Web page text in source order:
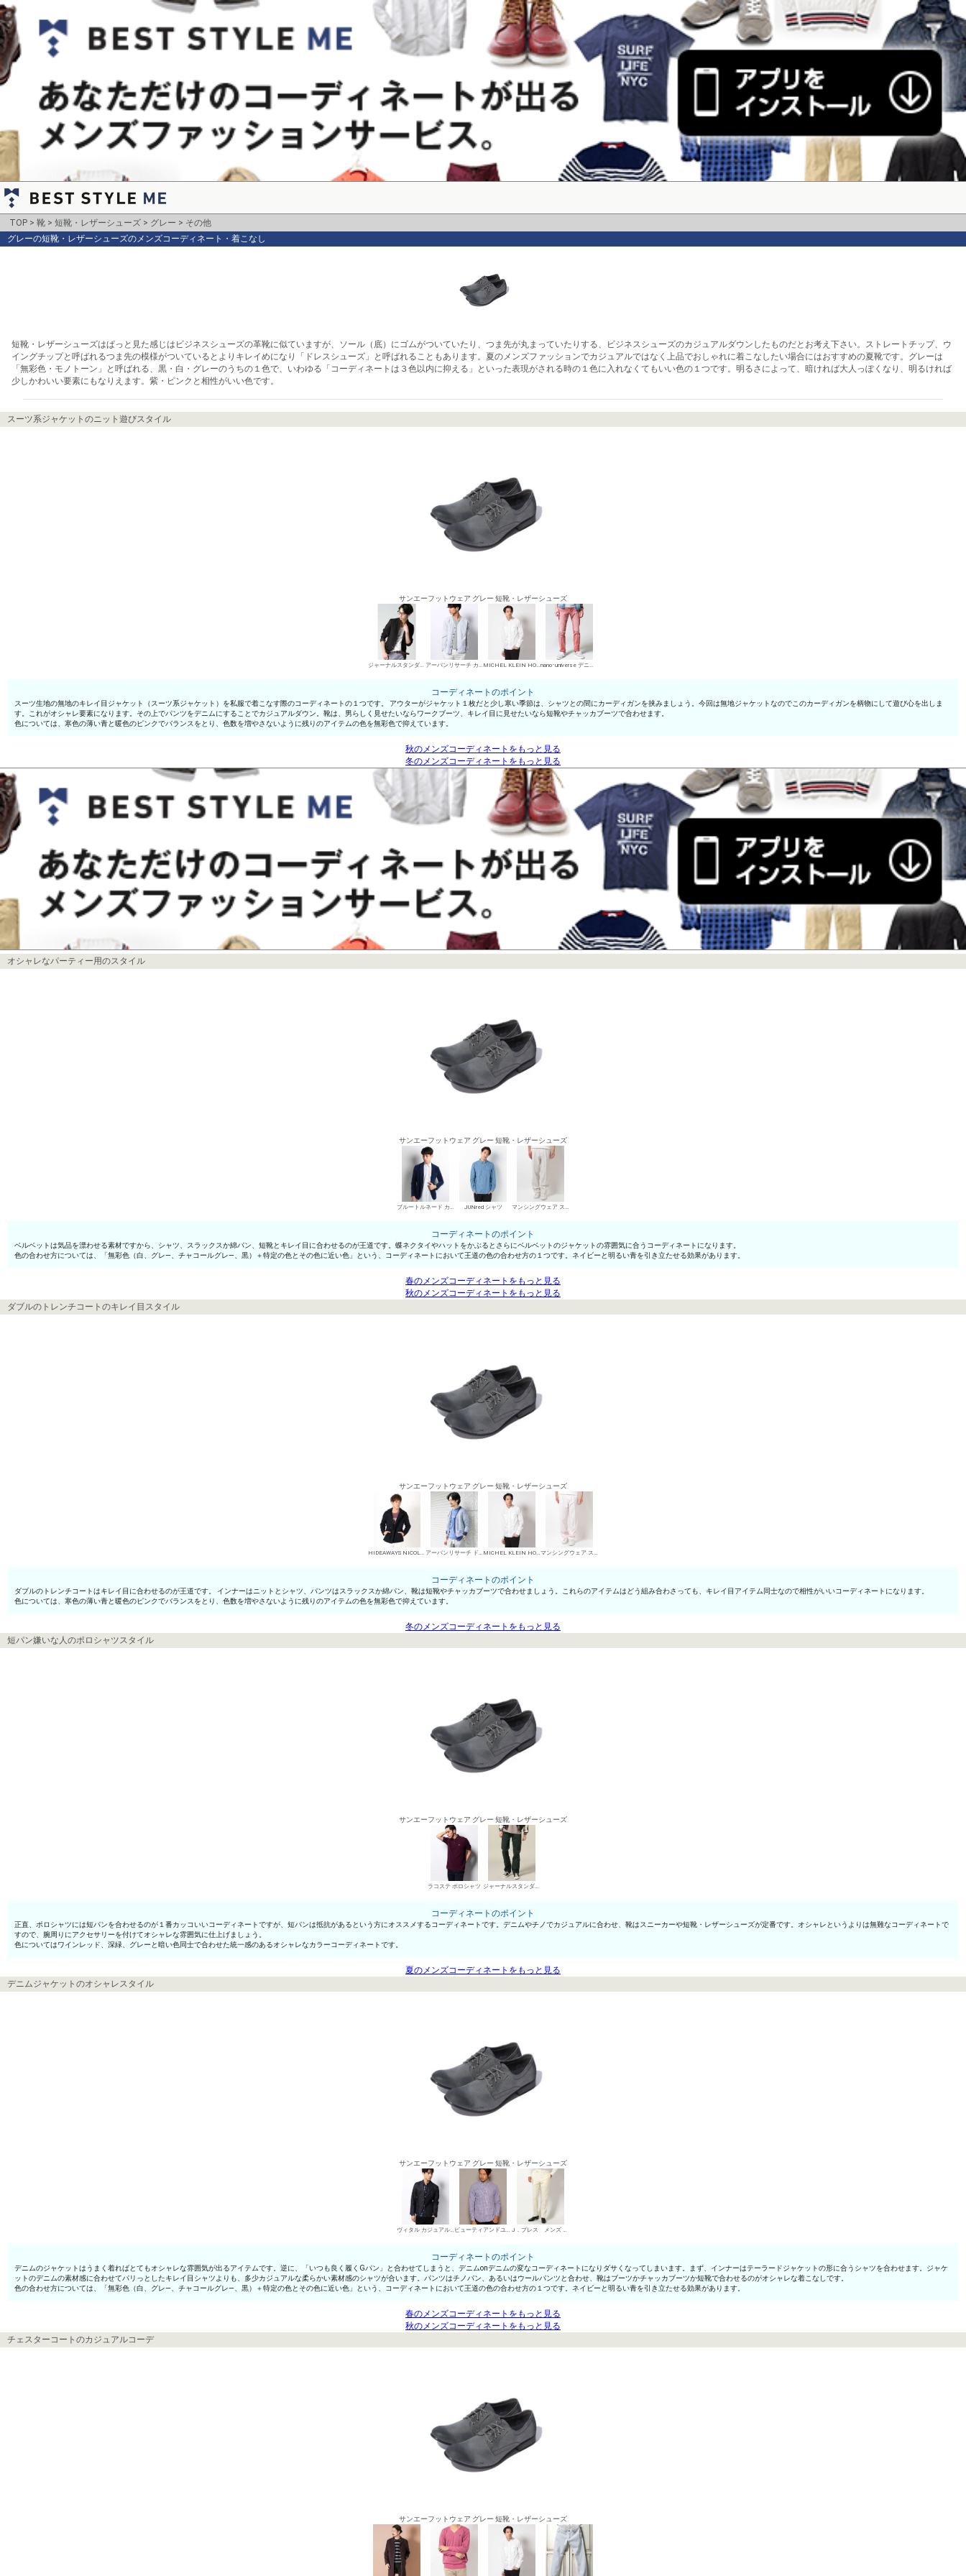
TOP 靴 短靴・レザーシューズ グレー
その他
グレーの短靴・レザーシューズのメンズコーディネート・着こなし
短靴・レザーシューズはぱっと見た感じはビジネスシューズの革靴に似ていますが、ソール（底）にゴムがついていたり、つま先が丸まっていたりする、ビジネスシューズのカジュアルダウンしたものだとお考え下さい。ストレートチップ、ウ
イングチップと呼ばれるつま先の模様がついているとよりキレイめになり「ドレスシューズ」と呼ばれることもあります。夏のメンズファッションでカジュアルではなく上品でおしゃれに着こなしたい場合にはおすすめの夏靴です。グレーは
「無彩色・モノトーン」と呼ばれる、黒・白・グレーのうちの１色で、いわゆる「コーディネートは３色以内に抑える」といった表現がされる時の１色に入れなくてもいい色の１つです。明るさによって、暗ければ大人っぽくなり、明るければ
少しかわいい要素にもなりえます。紫・ピンクと相性がいい色です。
スーツ系ジャケットのニット遊びスタイル
サンエーフットウェア グレー 短靴・レザーシューズ
ジャーナルスタンダード スーツ系ジャケット アーバンリサーチ カーディガン MICHEL KLEIN HOMME シャツ nano･universe デニムパンツ・ジーンズ
コーディネートのポイント
スーツ生地の無地のキレイ目ジャケット（スーツ系ジャケット）を私服で着こなす際のコーディネートの１つです。 アウターがジャケット１枚だと少し寒い季節は、シャツとの間にカーディガンを挟みましょう。今回は無地ジャケットなのでこのカーディガンを柄物にして遊び心を出しま
す。これがオシャレ要素になります。その上でパンツをデニムにすることでカジュアルダウン。靴は、男らしく見せたいならワークブーツ、キレイ目に見せたいなら短靴やチャッカブーツで合わせます。
色については、寒色の薄い青と暖色のピンクでバランスをとり、色数を増やさないように残りのアイテムの色を無彩色で抑えています。
秋のメンズコーディネートをもっと見る
冬のメンズコーディネートをもっと見る
オシャレなパーティー用のスタイル
サンエーフットウェア グレー 短靴・レザーシューズ
ブルートルネード カジュアルジャケット JUNred シャツ マンシングウェア スラックス
コーディネートのポイント
ベルベットは気品を漂わせる素材ですから、シャツ、スラックスか綿パン、短靴とキレイ目に合わせるのが王道です。蝶ネクタイやハットをかぶるとさらにベルベットのジャケットの雰囲気に合うコーディネートになります。
色の合わせ方については、「無彩色（白、グレ—、チャコールグレ—、黒）＋特定の色とその色に近い色」という、コーディネートにおいて王道の色の合わせ方の１つです。ネイビーと明るい青を引き立たせる効果があります。
春のメンズコーディネートをもっと見る
秋のメンズコーディネートをもっと見る
ダブルのトレンチコートのキレイ目スタイル
サンエーフットウェア グレー 短靴・レザーシューズ
HIDEAWAYS NICOLE トレンチコート（ダブル） アーバンリサーチ ドアーズ カーディガン MICHEL KLEIN HOMME シャツ マンシングウェア スラックス
コーディネートのポイント
ダブルのトレンチコートはキレイ目に合わせるのが王道です。 インナーはニットとシャツ、パンツはスラックスか綿パン、靴は短靴やチャッカブーツで合わせましょう。これらのアイテムはどう組み合わさっても、キレイ目アイテム同士なので相性がいいコーディネートになります。
色については、寒色の薄い青と暖色のピンクでバランスをとり、色数を増やさないように残りのアイテムの色を無彩色で抑えています。
冬のメンズコーディネートをもっと見る
短パン嫌いな人のポロシャツスタイル
サンエーフットウェア グレー 短靴・レザーシューズ
ラコステ ポロシャツ ジャーナルスタンダード デニムパンツ・ジーンズ
コーディネートのポイント
正直、ポロシャツには短パンを合わせるのが１番カッコいいコーディネートですが、短パンは抵抗があるという方にオススメするコーディネートです。デニムやチノでカジュアルに合わせ、靴はスニーカーや短靴・レザーシューズが定番です。オシャレというよりは無難なコーディネートで
すので、腕周りにアクセサリーを付けてオシャレな雰囲気に仕上げましょう。
色についてはワインレッド、深緑、グレーと暗い色同士で合わせた統一感のあるオシャレなカラーコーディネートです。
夏のメンズコーディネートをもっと見る
デニムジャケットのオシャレスタイル
サンエーフットウェア グレー 短靴・レザーシューズ
ヴィタル カジュアルジャケット ビューティアンドユース ユナイテッドアローズ シャツ J．プレス メンズ ウールパンツ
コーディネートのポイント
デニムのジャケットはうまく着ればとてもオシャレな雰囲気が出るアイテムです。逆に、「いつも良く履くGパン」と合わせてしまうと、デニムonデニムの変なコーディネートになりダサくなってしまいます。まず、インナーはテーラードジャケットの形に合うシャツを合わせます。ジャケ
ットのデニムの素材感に合わせてパリっとしたキレイ目シャツよりも、多少カジュアルな柔らかい素材感のシャツが合います。パンツはチノパン、あるいはウールパンツと合わせ、靴はブーツかチャッカブーツか短靴で合わせるのがオシャレな着こなしです。
色の合わせ方については、「無彩色（白、グレ—、チャコールグレ—、黒）＋特定の色とその色に近い色」という、コーディネートにおいて王道の色の合わせ方の１つです。ネイビーと明るい青を引き立たせる効果があります。
春のメンズコーディネートをもっと見る
秋のメンズコーディネートをもっと見る
チェスターコートのカジュアルコーデ
サンエーフットウェア グレー 短靴・レザーシューズ